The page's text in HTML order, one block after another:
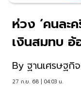
ห่วง ‘คนละ
เงินสมทบ อ้
By ฐานเศรษฐกิจ
27 ก.ย. 68 | 04:03 น.